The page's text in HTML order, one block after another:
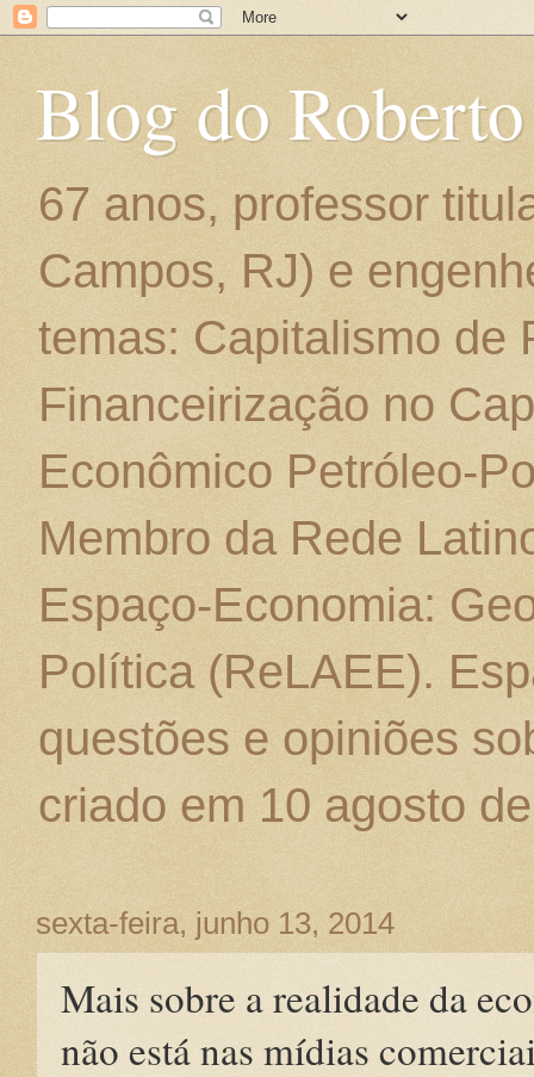
Blog do
67 anos, professor
Campos, RJ) e
temas: Capitalismo de
Financeirização no
Econômico Petróleo-
Membro da Rede
Espaço-Economia:
Política (ReLAEE).
questões e opiniões
criado em 10 agosto
sexta-feira, junho 13, 2014
Mais sobre a realidade da
não está nas mídias